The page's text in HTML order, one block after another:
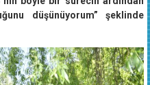
düşünüyorum” şeklinde